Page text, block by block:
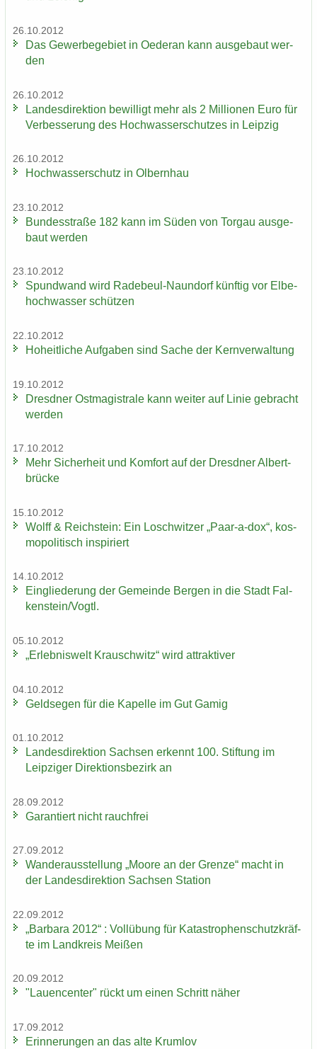
26.10.2012
Das Ge­wer­be­ge­biet in Oe­der­an kann aus­ge­baut wer­
den
26.10.2012
Lan­des­di­rek­ti­on be­wil­ligt mehr als 2 Mil­lio­nen Euro für
Ver­bes­se­rung des Hoch­was­ser­schut­zes in Leip­zig
26.10.2012
Hoch­was­ser­schutz in Ol­bern­hau
23.10.2012
Bun­des­stra­ße 182 kann im Süden von Tor­gau aus­ge­
baut wer­den
23.10.2012
Spund­wand wird Radebeul-​Naundorf künf­tig vor El­be­
hoch­was­ser schüt­zen
22.10.2012
Ho­heit­li­che Auf­ga­ben sind Sache der Kern­ver­wal­tung
19.10.2012
Dresd­ner Ost­ma­gis­tra­le kann wei­ter auf Linie ge­bracht
wer­den
17.10.2012
Mehr Si­cher­heit und Kom­fort auf der Dresd­ner Al­bert­
brü­cke
15.10.2012
Wolff & Reichs­tein: Ein Losch­wit­zer „Paar-​a-dox“, kos­
mo­po­li­tisch in­spi­riert
14.10.2012
Ein­glie­de­rung der Ge­mein­de Ber­gen in die Stadt Fal­
ken­stein/Vogtl.
05.10.2012
„Er­leb­nis­welt Krausch­witz“ wird at­trak­ti­ver
04.10.2012
Geld­se­gen für die Ka­pel­le im Gut Gamig
01.10.2012
Lan­des­di­rek­ti­on Sach­sen er­kennt 100. Stif­tung im
Leip­zi­ger Di­rek­ti­ons­be­zirk an
28.09.2012
Ga­ran­tiert nicht rauch­frei
27.09.2012
Wan­der­aus­stel­lung „Moore an der Gren­ze“ macht in
der Lan­des­di­rek­ti­on Sach­sen Sta­ti­on
22.09.2012
„Bar­ba­ra 2012“ : Voll­übung für Ka­ta­stro­phen­schutz­kräf­
te im Land­kreis Mei­ßen
20.09.2012
"Lau­en­cen­ter" rückt um einen Schritt näher
17.09.2012
Er­in­ne­run­gen an das alte Krum­lov